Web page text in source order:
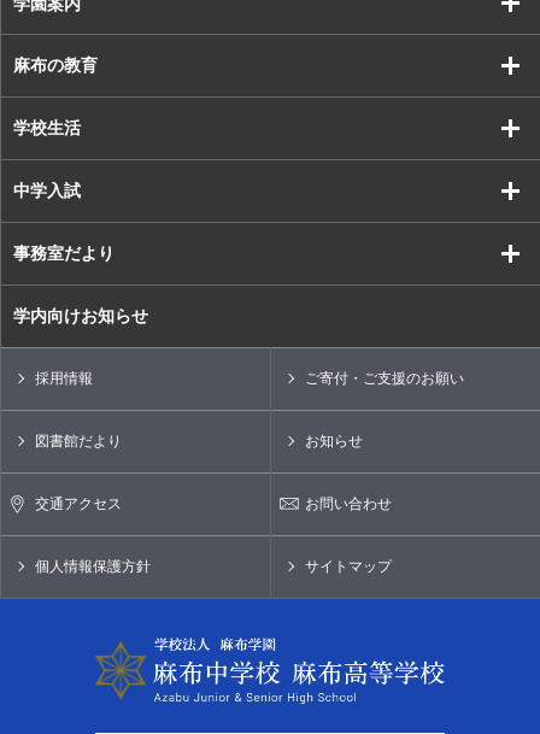
麻布の教育
学校生活
中学入試
事務室だより
学内向けお知らせ
採用情報 ご寄付・ご支援のお願い
図書館だより お知らせ
交通アクセス お問い合わせ
個人情報保護方針 サイトマップ